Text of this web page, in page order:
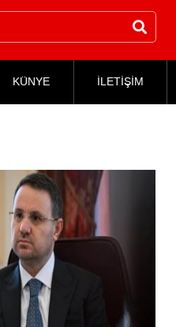
KÜNYE İLETİŞİM